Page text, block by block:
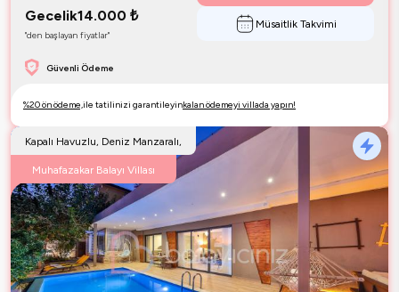
Güvenli Ödeme
Gecelik14.000 ₺
"den başlayan fiyatlar"
Müsaitlik Takvimi
%20 ön ödeme,ile tatilinizi garantileyinkalan ödemeyi villada yapın!
Kapalı Havuzlu, Deniz Manzaralı,
Muhafazakar Balayı Villası